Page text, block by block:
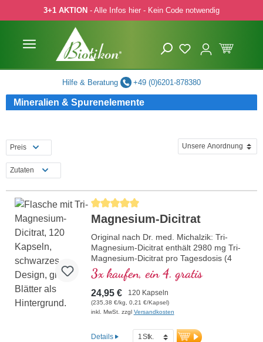
Hauptinhalt springen
Zur Suche springen
Zur Hauptnavigation springen
3+1 AKTION - Alle Infos hier - Kein Code notwendig
Hilfe & Beratung +49 (0)6201-878380
Mineralien & Spurenelemente
Preis
Zutaten
Durchschnittliche Bewertung von 5 von 5 Sternen
Magnesium-Dicitrat
Original nach Dr. med. Michalzik: Tri-
Magnesium-Dicitrat enthält 2980 mg Tri-
Magnesium-Dicitrat pro Tagesdosis (4
Kapseln). Dieses hochwertige
Nahrungsergänzungsmittel ist frei von
Zusätzen und wird in Deutschland
hergestellt. Die Versiegelung ist
aluminiumfrei.
Magnesium-Dicitrat
3x kaufen, ein 4. gratis
24,95 € 120 Kapseln
(235,38 €/kg, 0,21 €/Kapsel)
inkl. MwSt. zzgl Versandkosten
Details